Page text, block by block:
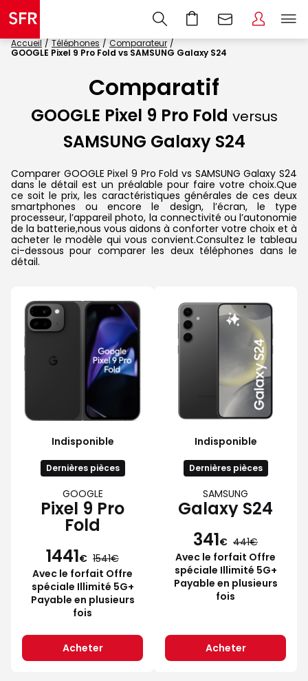
Accueil Téléphones
Comparateur
GOOGLE Pixel 9 Pro Fold vs SAMSUNG Galaxy S24
Comparatif
GOOGLE Pixel 9 Pro Fold versus
SAMSUNG Galaxy S24
Comparer GOOGLE Pixel 9 Pro Fold vs SAMSUNG Galaxy S24
dans le détail est un préalable pour faire votre choix.Que
ce soit le prix, les caractéristiques générales de ces deux
smartphones ou encore le design, l’écran, le type
processeur, l’appareil photo, la connectivité ou l’autonomie
de la batterie,nous vous aidons à conforter votre choix et à
acheter le modèle qui vous convient.Consultez le tableau
ci-dessous pour comparer les deux téléphones dans le
détail.
Indisponible
Dernières pièces
GOOGLE
Pixel 9 Pro
Fold
1441€ 1541
Avec le forfait Offre
spéciale Illimité 5G+
Payable en plusieurs
fois
Acheter
Indisponible
Dernières pièces
SAMSUNG
Galaxy S24
341€ 441
Avec le forfait Offre
spéciale Illimité 5G+
Payable en plusieurs
fois
Acheter